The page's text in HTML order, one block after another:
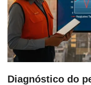
Diagnóstico do